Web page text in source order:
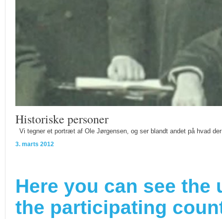
Historiske personer
Vi tegner et portræt af Ole Jørgensen, og ser blandt andet på hvad
3. marts 2012
Here you can see
the participating